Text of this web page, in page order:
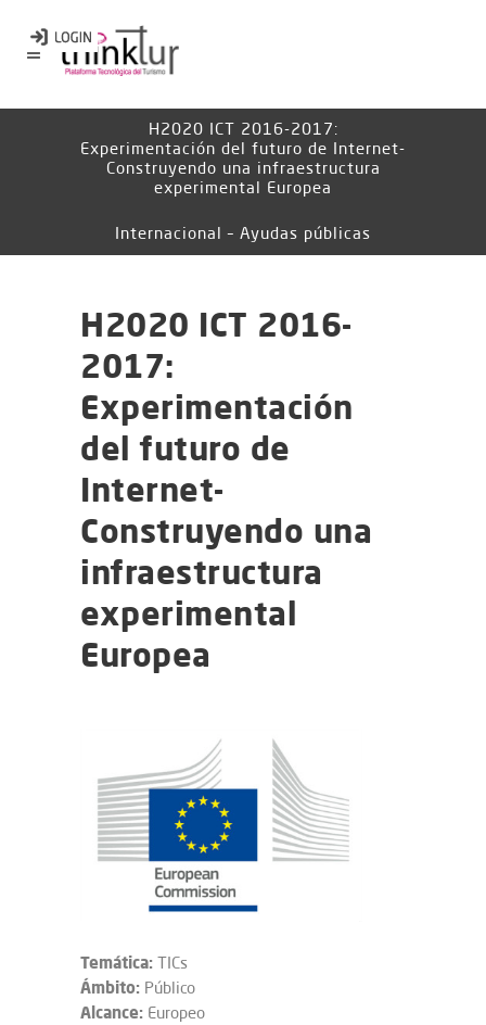
H2020 ICT 2016-2017:
Experimentación del futuro de Internet-
Construyendo una infraestructura
experimental Europea
Internacional – Ayudas públicas
H2020 ICT 2016-
2017:
Experimentación
del futuro de
Internet-
Construyendo una
infraestructura
experimental
Europea
Temática: TICs
Ámbito: Público
Alcance: Europeo